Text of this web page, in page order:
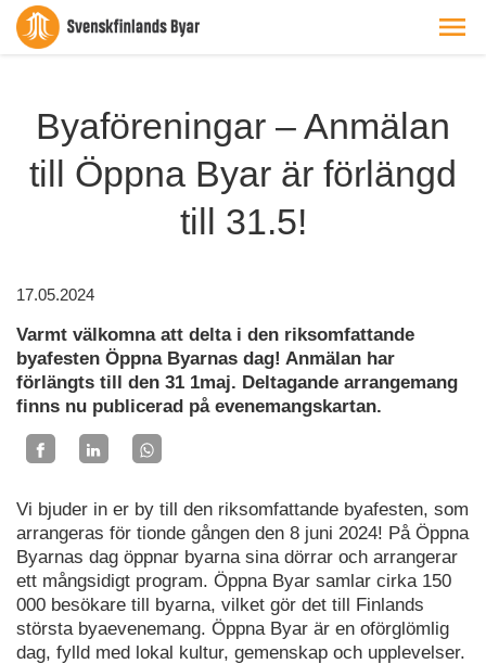
Byaföreningar – Anmälan
till Öppna Byar är förlängd
till 31.5!
17.05.2024
Varmt välkomna att delta i den riksomfattande
byafesten Öppna Byarnas dag! Anmälan har
förlängts till den 31 1maj. Deltagande arrangemang
finns nu publicerad på evenemangskartan.
Vi bjuder in er by till den riksomfattande byafesten, som
arrangeras för tionde gången den 8 juni 2024! På Öppna
Byarnas dag öppnar byarna sina dörrar och arrangerar
ett mångsidigt program. Öppna Byar samlar cirka 150
000 besökare till byarna, vilket gör det till Finlands
största byaevenemang. Öppna Byar är en oförglömlig
dag, fylld med lokal kultur, gemenskap och upplevelser.